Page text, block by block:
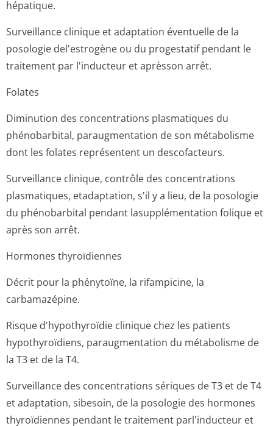
hépatique.
Surveillance clinique et adaptation éventuelle de la
posologie del'estrogène ou du progestatif pendant le
traitement par l'inducteur et aprèsson arrêt.
Folates
Diminution des concentrations plasmatiques du
phénobarbital, paraugmentation de son métabolisme
dont les folates représentent un descofacteurs.
Surveillance clinique, contrôle des concentrations
plasmatiques, etadaptation, s'il y a lieu, de la posologie
du phénobarbital pendant lasupplémentation folique et
après son arrêt.
Hormones thyroïdiennes
Décrit pour la phénytoïne, la rifampicine, la
carbamazépine.
Risque d'hypothyroïdie clinique chez les patients
hypothyroïdiens, paraugmentation du métabolisme de
la T3 et de la T4.
Surveillance des concentrations sériques de T3 et de T4
et adaptation, sibesoin, de la posologie des hormones
thyroïdiennes pendant le traitement parl'inducteur et